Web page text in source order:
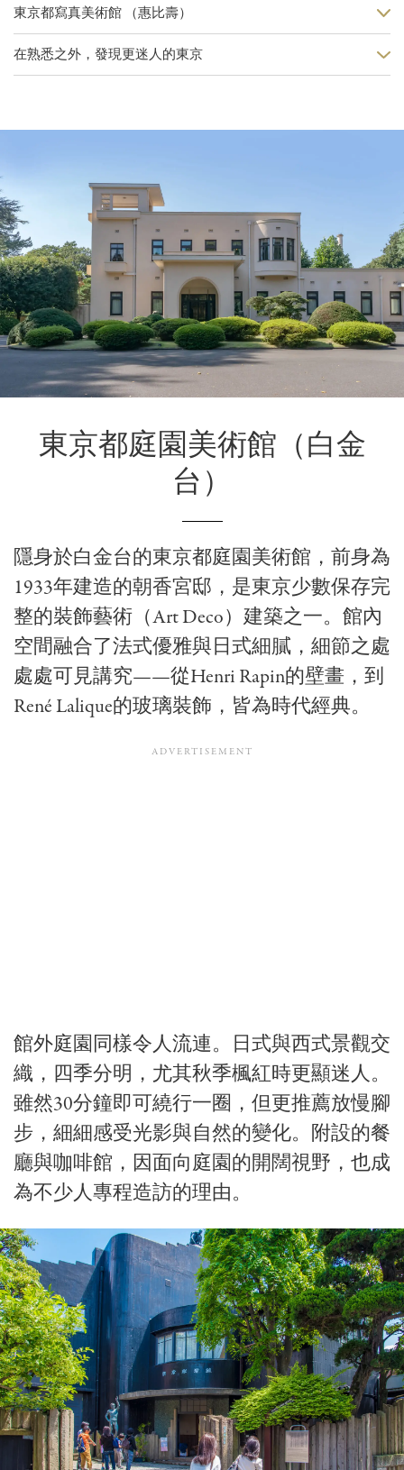
東京都寫真美術館 （惠比壽）
在熟悉之外，發現更迷人的東京
東京都庭園美術館 （白金
台）
隱身於白金台的東京都庭園美術館，前身為
1933年建造的朝香宮邸，是東京少數保存完
整的裝飾藝術（Art Deco）建築之一。館內
空間融合了法式優雅與日式細膩，細節之處
處處可見講究——從Henri Rapin的壁畫，到
René Lalique的玻璃裝飾，皆為時代經典。
館外庭園同樣令人流連。日式與西式景觀交
織，四季分明，尤其秋季楓紅時更顯迷人。
雖然30分鐘即可繞行一圈，但更推薦放慢腳
步，細細感受光影與自然的變化。附設的餐
廳與咖啡館，因面向庭園的開闊視野，也成
為不少人專程造訪的理由。